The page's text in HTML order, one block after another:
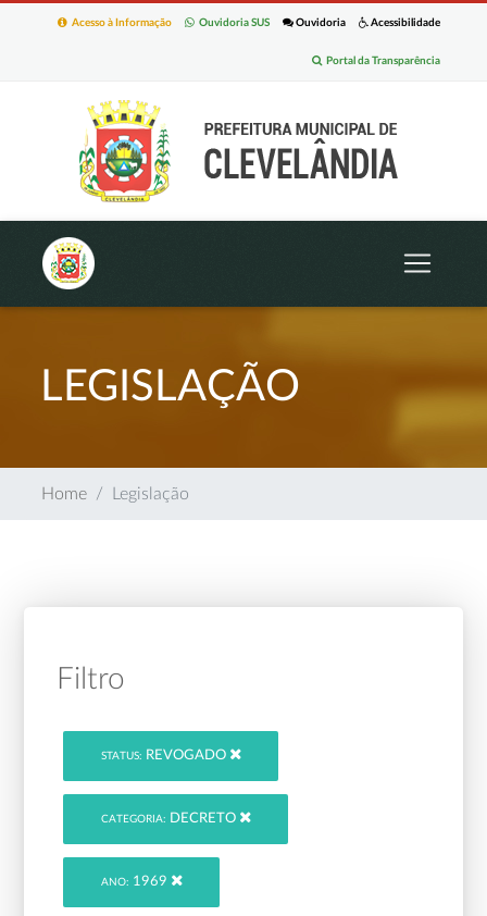
Acessibilidade
Ouvidoria
Ouvidoria SUS
Acesso à Informação
Portal da Transparência
LEGISLAÇÃO
Home Legislação
Filtro
STATUS: REVOGADO
CATEGORIA: DECRETO
ANO: 1969